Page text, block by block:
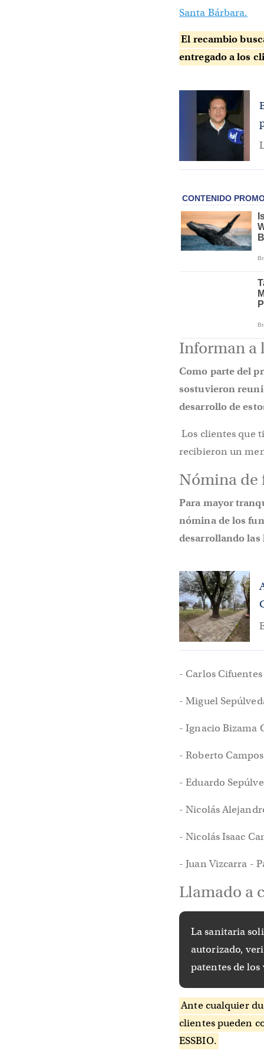
Santa Bárbara.
El recambio
entregado a los
Informan a
Como parte del
sostuvieron
desarrollo de
Los clientes que
recibieron un
Nómina de
Para mayor
nómina de los
desarrollando las
- Carlos
- Miguel
- Ignacio Bizama
- Roberto
- Eduardo
- Nicolás
- Nicolás Isaac
- Juan Vizcarra -
Llamado a
La sanitaria
autorizado,
patentes de
Ante cualquier
clientes pueden
ESSBIO.